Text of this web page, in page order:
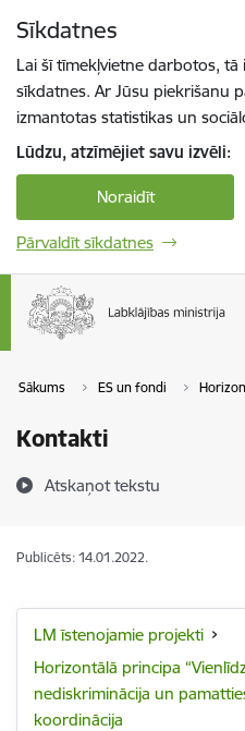
Sīkdatnes
Lai šī tīmekļvietne darbotos,
sīkdatnes. Ar Jūsu piekrišanu
izmantotas statistikas un
Lūdzu, atzīmējiet savu izvēli:
Noraidīt
Pārvaldīt sīkdatnes
Sākums ES un fondi
Kontakti
Atskaņot tekstu
Publicēts: 14.01.2022.
LM īstenojamie projekti
Horizontālā principa
nediskriminācija un
koordinācija